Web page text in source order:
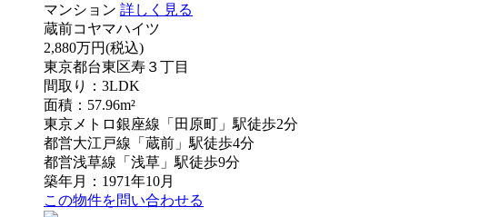
マンション 詳しく見る
蔵前コヤマハイツ
2,880万円(税込)
東京都台東区寿３丁目
間取り：3LDK
面積：57.96m²
東京メトロ銀座線「田原町」駅徒歩2分
都営大江戸線「蔵前」駅徒歩4分
都営浅草線「浅草」駅徒歩9分
築年月：1971年10月
この物件を問い合わせる